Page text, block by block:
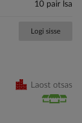
10 pair lsa
Logi sisse
Laost otsas